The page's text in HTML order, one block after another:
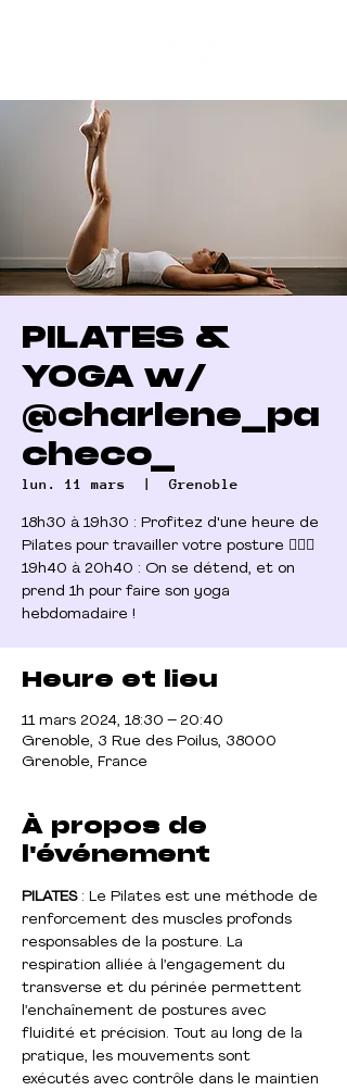
PILATES &
YOGA w/
@charlene_pa
checo_
lun. 11 mars
  |
Grenoble
18h30 à 19h30 : Profitez d'une heure de
Pilates pour travailler votre posture 🧘🏻‍♀️
19h40 à 20h40 : On se détend, et on
prend 1h pour faire son yoga
Heure et lieu
11 mars 2024, 18:30 – 20:40
Grenoble, 3 Rue des Poilus, 38000
Grenoble, France
À propos de
l'événement
PILATES : Le Pilates est une méthode de
renforcement des muscles profonds
responsables de la posture. La
respiration alliée à l’engagement du
transverse et du périnée permettent
l’enchaînement de postures avec
fluidité et précision. Tout au long de la
pratique, les mouvements sont
exécutés avec contrôle dans le maintien